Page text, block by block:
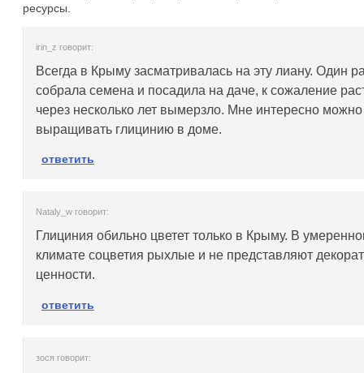
ресурсы.
irin_z говорит:
Всегда в Крыму засматривалась на эту лиану. Один
собрала семена и посадила на даче, к сожаление
через несколько лет вымерзло. Мне интересно
выращивать глицинию в доме.
ответить
Nataly_w говорит:
Глициния обильно цветет только в Крыму. В
климате соцветия рыхлые и не представляют
ценности.
ответить
зося говорит: